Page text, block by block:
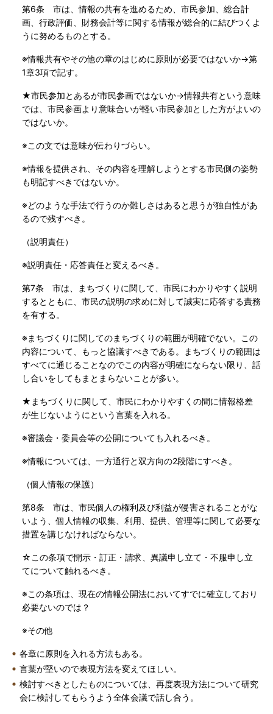
第6条 市は、情報の共有を進めるため、市民参加、総合計
画、行政評価、財務会計等に関する情報が総合的に結びつくよ
うに努めるものとする。
※情報共有やその他の章のはじめに原則が必要ではないか→第
1章3項で記す。
★市民参加とあるが市民参画ではないか→情報共有という意味
では、市民参画より意味合いが軽い市民参加とした方がよいの
ではないか。
※この文では意味が伝わりづらい。
※情報を提供され、その内容を理解しようとする市民側の姿勢
も明記すべきではないか。
※どのような手法で行うのか難しさはあると思うが独自性があ
るので残すべき。
（説明責任）
※説明責任・応答責任と変えるべき。
第7条 市は、まちづくりに関して、市民にわかりやすく説明
するとともに、市民の説明の求めに対して誠実に応答する責務
を有する。
※まちづくりに関してのまちづくりの範囲が明確でない。この
内容について、もっと協議すべきである。まちづくりの範囲は
すべてに通じることなのでこの内容が明確にならない限り、話
し合いをしてもまとまらないことが多い。
★まちづくりに関して、市民にわかりやすくの間に情報格差
が生じないようにという言葉を入れる。
※審議会・委員会等の公開についても入れるべき。
※情報については、一方通行と双方向の2段階にすべき。
（個人情報の保護）
第8条 市は、市民個人の権利及び利益が侵害されることがな
いよう、個人情報の収集、利用、提供、管理等に関して必要な
措置を講じなければならない。
☆この条項で開示・訂正・請求、異議申し立て・不服申し立
てについて触れるべき。
※この条項は、現在の情報公開法においてすでに確立しており
必要ないのでは？
※その他
各章に原則を入れる方法もある。
言葉が堅いので表現方法を変えてほしい。
検討すべきとしたものについては、再度表現方法について研究
会に検討してもらうよう全体会議で話し合う。